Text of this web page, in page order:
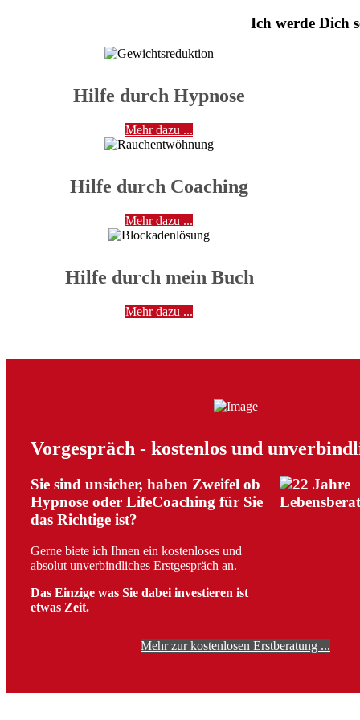
Ich werde Dich
Hilfe durch Hypnose
Mehr dazu ...
Hilfe durch Coaching
Mehr dazu ...
Hilfe durch mein Buch
Mehr dazu ...
Vorgespräch - kostenlos und
Sie sind unsicher, haben Zweifel ob
Hypnose oder LifeCoaching für Sie
das Richtige ist?
Gerne biete ich Ihnen ein kostenloses und
absolut unverbindliches Erstgespräch an.
Das Einzige was Sie dabei investieren ist
etwas Zeit.
Mehr zur kostenlosen Erstberatung ...